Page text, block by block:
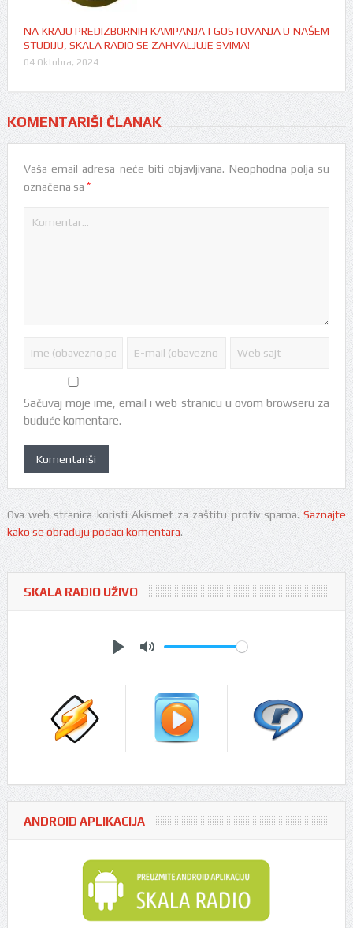
NA KRAJU PREDIZBORNIH KAMPANJA I GOSTOVANJA U NAŠEM
STUDIJU, SKALA RADIO SE ZAHVALJUJE SVIMA!
04 Oktobra, 2024
KOMENTARIŠI ČLANAK
Vaša email adresa neće biti objavljivana. Neophodna polja su
označena sa *
Sačuvaj moje ime, email i web stranicu u ovom browseru za
buduće komentare.
Ova web stranica koristi Akismet za zaštitu protiv spama.Saznajte
kako se obrađuju podaci komentara.
SKALA RADIO UŽIVO
ANDROID APLIKACIJA